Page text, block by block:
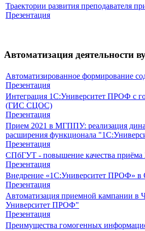
Траектории развития преподавателя
Презентация
Автоматизация
Автоматизированное формирование
Презентация
Интеграция 1С:Университет ПРОФ с
(ГИС СЦОС)
Презентация
Прием 2021 в МГППУ: реализация
расширения функционала
Презентация
СПбГУТ - повышение качества приёма
Презентация
Внедрение «1С:Университет ПРОФ» в
Презентация
Автоматизация приемной кампании в
Университет ПРОФ"
Презентация
Преимущества гомогенных